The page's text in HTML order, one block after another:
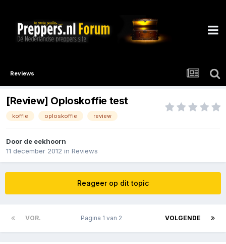
Reviews
[Review] Oploskoffie test
koffie oploskoffie review
Door de eekhoorn
11 december 2012 in Reviews
Reageer op dit topic
VOR. VOLGENDE
Pagina 1 van 2